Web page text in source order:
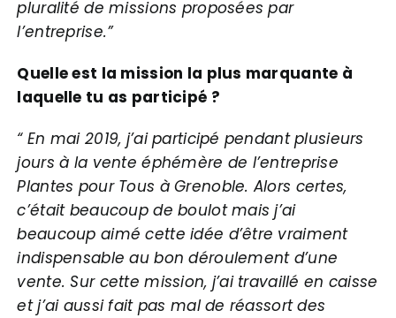
pluralité de missions proposées par
l’entreprise.”
Quelle est la mission la plus marquante à
laquelle tu as participé ?
“ En mai 2019, j’ai participé pendant plusieurs
jours à la vente éphémère de l’entreprise
Plantes pour Tous à Grenoble. Alors certes,
c’était beaucoup de boulot mais j’ai
beaucoup aimé cette idée d’être vraiment
indispensable au bon déroulement d’une
vente. Sur cette mission, j’ai travaillé en caisse
et j’ai aussi fait pas mal de réassort des